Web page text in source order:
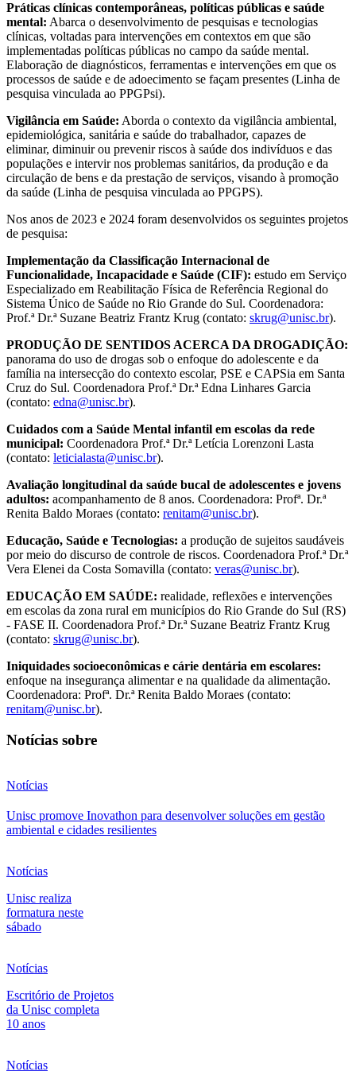
Práticas clínicas contemporâneas, políticas públicas e saúde
mental: Abarca o desenvolvimento de pesquisas e tecnologias
clínicas, voltadas para intervenções em contextos em que são
implementadas políticas públicas no campo da saúde mental.
Elaboração de diagnósticos, ferramentas e intervenções em que os
processos de saúde e de adoecimento se façam presentes (Linha de
pesquisa vinculada ao PPGPsi).
Vigilância em Saúde: Aborda o contexto da vigilância ambiental,
epidemiológica, sanitária e saúde do trabalhador, capazes de
eliminar, diminuir ou prevenir riscos à saúde dos indivíduos e das
populações e intervir nos problemas sanitários, da produção e da
circulação de bens e da prestação de serviços, visando à promoção
da saúde (Linha de pesquisa vinculada ao PPGPS).
Nos anos de 2023 e 2024 foram desenvolvidos os seguintes projetos
de pesquisa:
Implementação da Classificação Internacional de
Funcionalidade, Incapacidade e Saúde (CIF): estudo em Serviço
Especializado em Reabilitação Física de Referência Regional do
Sistema Único de Saúde no Rio Grande do Sul. Coordenadora:
Prof.ª Dr.ª Suzane Beatriz Frantz Krug (contato: skrug@unisc.br).
PRODUÇÃO DE SENTIDOS ACERCA DA DROGADIÇÃO:
panorama do uso de drogas sob o enfoque do adolescente e da
família na intersecção do contexto escolar, PSE e CAPSia em Santa
Cruz do Sul. Coordenadora Prof.ª Dr.ª Edna Linhares Garcia
(contato: edna@unisc.br).
Cuidados com a Saúde Mental infantil em escolas da rede
municipal: Coordenadora Prof.ª Dr.ª Letícia Lorenzoni Lasta
(contato: leticialasta@unisc.br).
Avaliação longitudinal da saúde bucal de adolescentes e jovens
adultos: acompanhamento de 8 anos. Coordenadora: Profª. Dr.ª
Renita Baldo Moraes (contato: renitam@unisc.br).
Educação, Saúde e Tecnologias: a produção de sujeitos saudáveis
por meio do discurso de controle de riscos. Coordenadora Prof.ª Dr.ª
Vera Elenei da Costa Somavilla (contato: veras@unisc.br).
EDUCAÇÃO EM SAÚDE: realidade, reflexões e intervenções
em escolas da zona rural em municípios do Rio Grande do Sul (RS)
- FASE II. Coordenadora Prof.ª Dr.ª Suzane Beatriz Frantz Krug
(contato: skrug@unisc.br).
Iniquidades socioeconômicas e cárie dentária em escolares:
enfoque na insegurança alimentar e na qualidade da alimentação.
Coordenadora: Profª. Dr.ª Renita Baldo Moraes (contato:
renitam@unisc.br).
Notícias sobre
Notícias
Unisc promove Inovathon para desenvolver soluções em gestão
ambiental e cidades resilientes
Notícias
Unisc realiza
formatura neste
sábado
Notícias
Escritório de Projetos
da Unisc completa
10 anos
Notícias